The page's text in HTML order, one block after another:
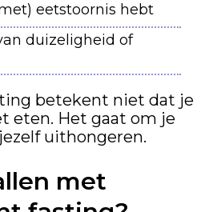
eetstoornis hebt
duizeligheid of
betekent niet dat je
eten. Het gaat om je
uithongeren.
met